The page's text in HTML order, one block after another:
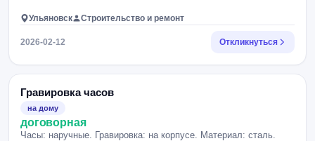
Ульяновск Строительство и ремонт
2026-02-12 Откликнуться
Гравировка часов
на дому
договорная
Часы: наручные. Гравировка: на корпусе. Материал: сталь.